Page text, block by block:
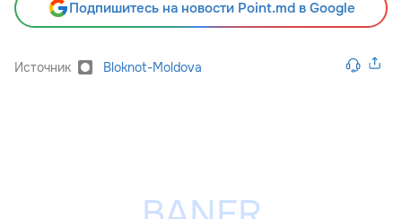
Подпишитесь на новости Point.md в Google
Источник Bloknot-Moldova